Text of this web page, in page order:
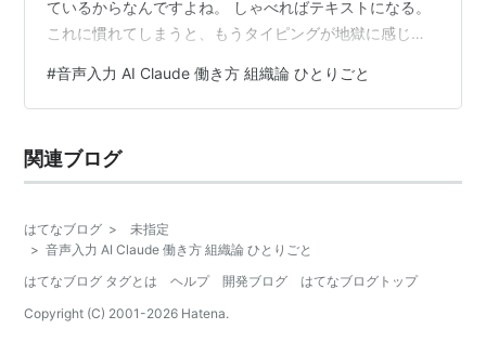
ているからなんですよね。 しゃべればテキストになる。
これに慣れてしまうと、もうタイピングが地獄に感じ
いる」みたいな、原始的な作業に思えてくるんですよ。
これ大袈裟じゃなくて、本当にそう感じる 🪨 でも、音声
だけ致命的な欠点があります。 しゃべらないといけな
い。 ……いや、当たり前のことを言ってるんですけど、
#音声入力 AI Claude 働き方 組織論 ひとりごと
関連ブログ
はてなブログ >
未指定
> 音声入力 AI Claude 働き方 組織論 ひとりごと
はてなブログ タグとは
ヘルプ 開発ブログ
はてなブログトップ
Copyright (C) 2001-2026 Hatena.